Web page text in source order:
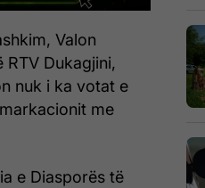
Valon
Dukagjini,
nuk i ka votat e
me
e Diasporës të